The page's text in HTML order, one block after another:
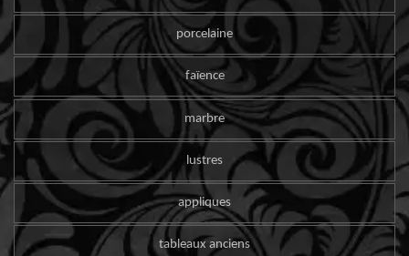
porcelaine
faïence
marbre
lustres
appliques
tableaux anciens